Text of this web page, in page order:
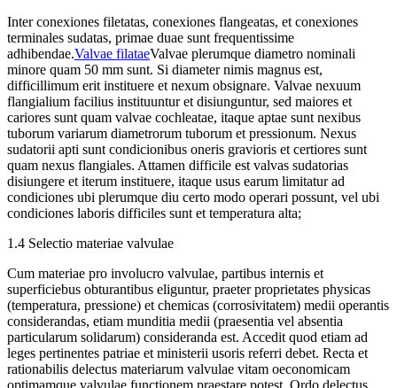
Inter conexiones filetatas, conexiones flangeatas, et conexiones
terminales sudatas, primae duae sunt frequentissime
adhibendae.Valvae filataeValvae plerumque diametro nominali
minore quam 50 mm sunt. Si diameter nimis magnus est,
difficillimum erit instituere et nexum obsignare. Valvae nexuum
flangialium facilius instituuntur et disiunguntur, sed maiores et
cariores sunt quam valvae cochleatae, itaque aptae sunt nexibus
tuborum variarum diametrorum tuborum et pressionum. Nexus
sudatorii apti sunt condicionibus oneris gravioris et certiores sunt
quam nexus flangiales. Attamen difficile est valvas sudatorias
disiungere et iterum instituere, itaque usus earum limitatur ad
condiciones ubi plerumque diu certo modo operari possunt, vel ubi
condiciones laboris difficiles sunt et temperatura alta;
1.4 Selectio materiae valvulae
Cum materiae pro involucro valvulae, partibus internis et
superficiebus obturantibus eliguntur, praeter proprietates physicas
(temperatura, pressione) et chemicas (corrosivitatem) medii operantis
considerandas, etiam munditia medii (praesentia vel absentia
particularum solidarum) consideranda est. Accedit quod etiam ad
leges pertinentes patriae et ministerii usoris referri debet. Recta et
rationabilis delectus materiarum valvulae vitam oeconomicam
optimamque valvulae functionem praestare potest. Ordo delectus